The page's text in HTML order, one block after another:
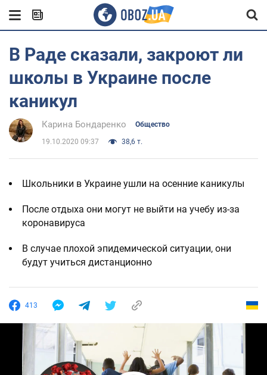
В Раде сказали, закроют ли
школы в Украине после
каникул
Карина Бондаренко Общество
19.10.2020 09:37 38,6 т.
Школьники в Украине ушли на осенние каникулы
После отдыха они могут не выйти на учебу из-за
коронавируса
В случае плохой эпидемической ситуации, они
будут учиться дистанционно
413